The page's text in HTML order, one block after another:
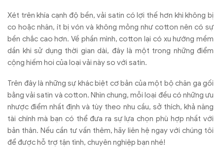
Xét trên khía cạnh độ bền, vải satin có lợi thế hơn khi không bị
co hoặc nhăn, ít bị vón và không mỏng như cotton nên có sự
bền chắc cao hơn. Về phần mình, cotton lại có xu hướng mềm
dần khi sử dụng thời gian dài, đây là một trong những điểm
cộng hiếm hoi của loại vải này so với satin.
Trên đây là những sự khác biệt cơ bản của một bộ chăn ga gối
bằng vải satin và cotton. Nhìn chung, mỗi loại đều có những ưu
nhược điểm nhất định và tùy theo nhu cầu, sở thích, khả năng
tài chính mà bạn có thể đưa ra sự lựa chọn phù hợp nhất với
bản thân. Nếu cần tư vấn thêm, hãy liên hệ ngay với chúng tôi
để được hỗ trợ tận tình, chuyên nghiệp bạn nhé!